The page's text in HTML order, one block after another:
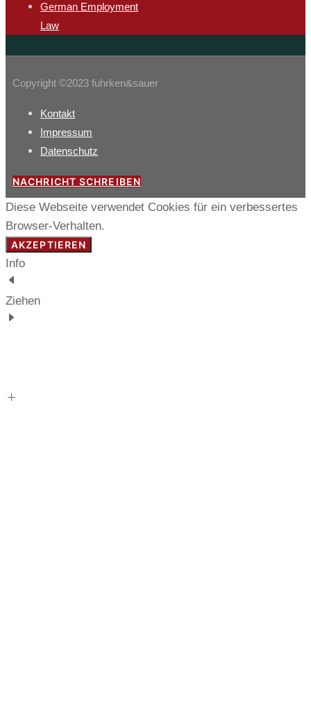
German Employment
Law
Copyright ©2023 fuhrken&sauer
Kontakt
Impressum
Datenschutz
NACHRICHT SCHREIBEN
Diese Webseite verwendet Cookies für ein verbessertes
Browser-Verhalten.
AKZEPTIEREN
Info
Ziehen